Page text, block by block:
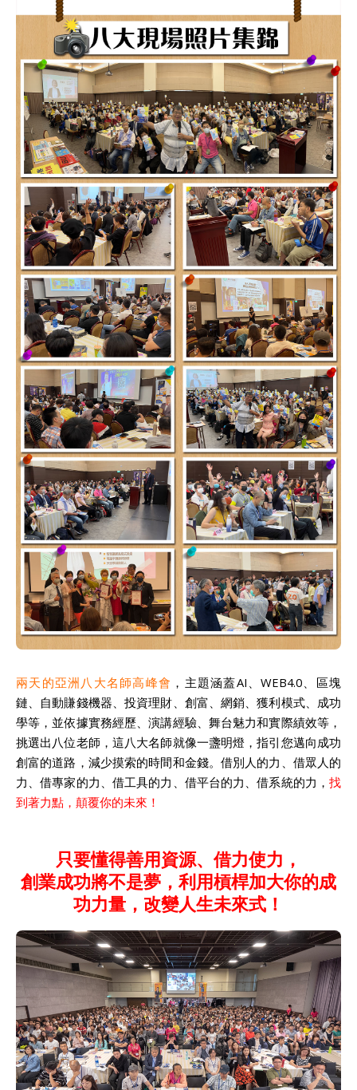
兩天的亞洲八大名師高峰會 ，主題涵蓋AI、WEB4.0、區塊
鏈、自動賺錢機器、投資理財、創富、網銷、獲利模式、成功
學等，並依據實務經歷、演講經驗、舞台魅力和實際績效等，
挑選出八位老師，這八大名師就像一盞明燈，指引您邁向成功
創富的道路，減少摸索的時間和金錢。借別人的力、借眾人的
力、借專家的力、借工具的力、借平台的力、借系統的力， 找
到著力點，顛覆你的未來！
只要懂得善用資源、借力使力，
創業成功將不是夢，利用槓桿加大你的成
功力量，改變人生未來式！